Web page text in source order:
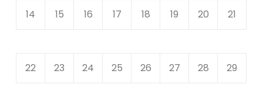
14 15 16 17 18 19 20 21
22 23 24 25 26 27 28 29